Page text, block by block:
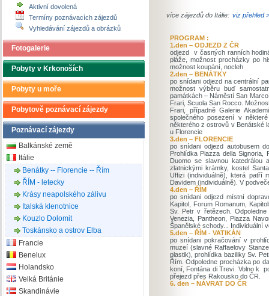
Aktivní dovolená
Termíny poznávacích zájezdů
Vyhledávání zájezdů a obrázků
Fotogalerie
Pobyty v Krkonoších
Pobyty u moře
Pobytově poznávací zájezdy
Poznávací zájezdy
Balkánské země
Itálie
Benátky -- Florencie -- Řím
ŘÍM - letecky
Krásy neapolského zálivu
Italská klenotnice
Kouzlo Dolomit
Toskánsko a ostrov Elba
Francie
Benelux
Holandsko
Velká Británie
Skandinávie
více zájezdů do Itálie: viz přehled
PROGRAM :
1.den – ODJEZD Z ČR
odjezd v časných ranních
pláže, možnost procházky po
možnost koupání, nocleh
2.den – BENÁTKY
po snídani odjezd na centrální
možnost výběru buď
památkách – Náměstí San
Frari, Scuola San Rocco.
Frari, případně Galerie
společného posezení v
některého z ostrovů v Benátské
u Florencie
3.den – FLORENCIE
po snídani odjezd autobusem
Prohlídka Piazza della Signoria,
Duomo se slavnou katedrálou
zlatnickými krámky, kostel
Uffizi (individuálně), která patří
Davidem (individuálně). V
4.den – ŘÍM
po snídani odjezd místní
Kapitol, Forum Romanum,
Sv. Petr v řetězech.
Venezia, Pantheon, Piazza
Španělské schody... Individuální
5.den – ŘÍM - VATIKÁN
po snídani pokračování v
muzeí (slavné Raffaelovy
plastik), prohlídka baziliky Sv.
Řím. Odpoledne procházka po
koní, Fontána di Trevi. Volno k
přejezd přes Rakousko do ČR.
6. den – NÁVRAT DO ČR